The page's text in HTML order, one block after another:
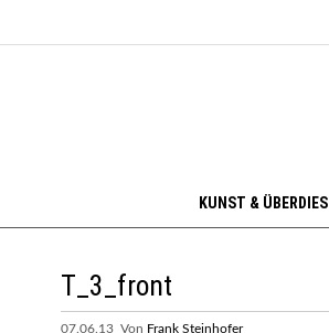
KUNST & ÜBERDIES
T_3_front
07.06.13 Von Frank Steinhofer